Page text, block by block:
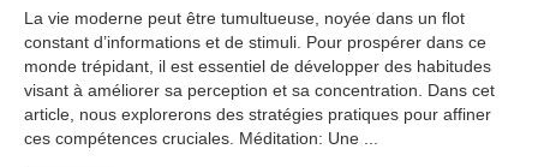
La vie moderne peut être tumultueuse, noyée dans un flot
constant d’informations et de stimuli. Pour prospérer dans ce
monde trépidant, il est essentiel de développer des habitudes
visant à améliorer sa perception et sa concentration. Dans cet
article, nous explorerons des stratégies pratiques pour affiner
ces compétences cruciales. Méditation: Une ...